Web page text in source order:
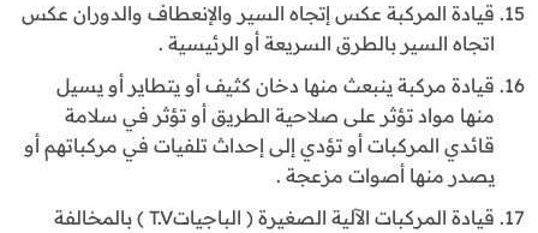
قيادة المركبة عكس إتجاه السير والإنعطاف والدوران عكس
اتجاه السير بالطرق السريعة أو الرئيسية .
قيادة مركبة ينبعث منها دخان كثيف أو يتطاير أو يسيل
منها مواد تؤثر على صلاحية الطريق أو تؤثر في سلامة
قائدي المركبات أو تؤدي إلى إحداث تلفيات في مركباتهم أو
يصدر منها أصوات مزعجة .
قيادة المركبات الآلية الصغيرة ( الباجياتT.V ) بالمخالفة